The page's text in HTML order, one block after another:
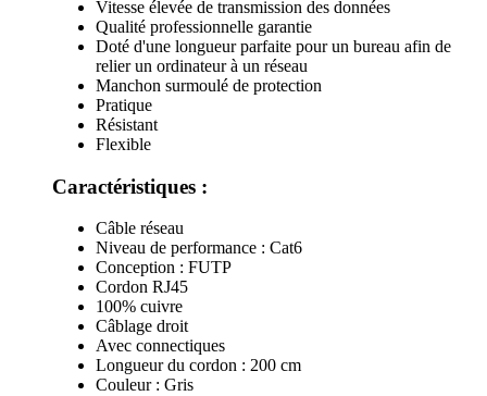
Vitesse élevée de transmission des données
Qualité professionnelle garantie
Doté d'une longueur parfaite pour un bureau afin de
relier un ordinateur à un réseau
Manchon surmoulé de protection
Pratique
Résistant
Flexible
Caractéristiques :
Câble réseau
Niveau de performance : Cat6
Conception : FUTP
Cordon RJ45
100% cuivre
Câblage droit
Avec connectiques
Longueur du cordon : 200 cm
Couleur : Gris